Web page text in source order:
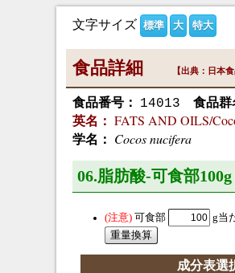
文字サイズ 標準 大 特大
食品詳細 【出典：日本
食品番号： 14013 食品群
英名： FATS AND OILS/
学名： Cocos nucifera
06.脂肪酸-可食部100g
可食部 g当
成分表選